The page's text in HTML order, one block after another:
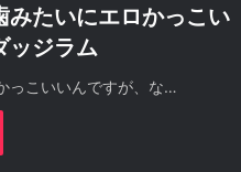
みたいにエロかっこい
ッジラム
っこいいんですが、な…